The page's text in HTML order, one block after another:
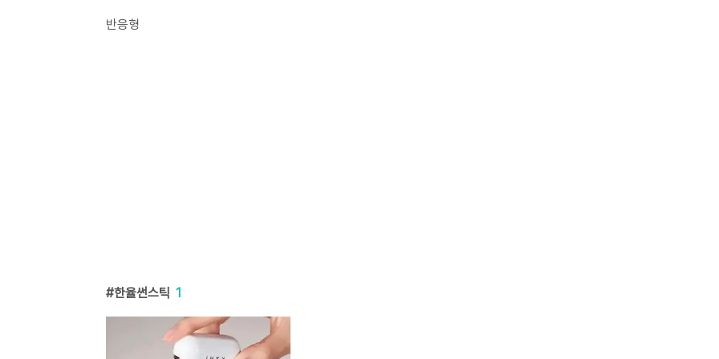
반응형
한율썬스틱 1